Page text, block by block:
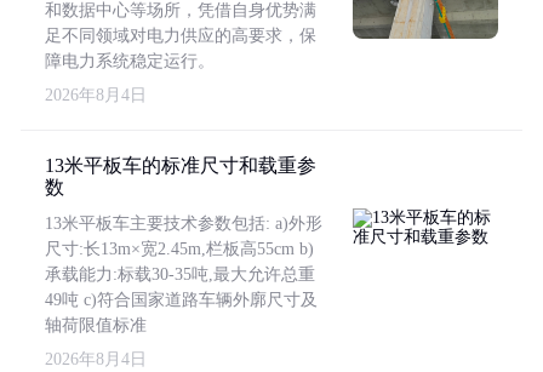
和数据中心等场所，凭借自身优势满
足不同领域对电力供应的高要求，保
障电力系统稳定运行。
2026年8月4日
13米平板车的标准尺寸和载重参
数
13米平板车主要技术参数包括: a)外形
尺寸:长13m×宽2.45m,栏板高55cm b)
承载能力:标载30-35吨,最大允许总重
49吨 c)符合国家道路车辆外廓尺寸及
轴荷限值标准
2026年8月4日